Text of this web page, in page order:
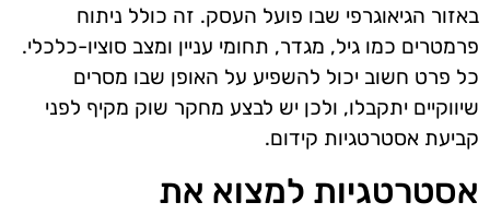
באזור הגיאוגרפי שבו פועל העסק. זה כולל ניתוח
פרמטרים כמו גיל, מגדר, תחומי עניין ומצב סוציו-כלכלי.
כל פרט חשוב יכול להשפיע על האופן שבו מסרים
שיווקיים יתקבלו, ולכן יש לבצע מחקר שוק מקיף לפני
קביעת אסטרטגיות קידום.
אסטרטגיות למצוא את